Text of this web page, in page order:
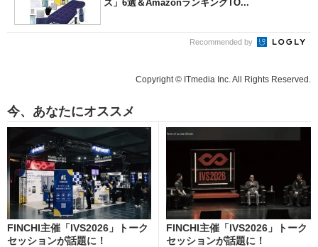
ズ」6選＆AmazonランキングTO...
Recommended by
Copyright © ITmedia Inc. All Rights Reserved.
今、あなたにオススメ
FINCHI主催「IVS2026」トーク
セッションが話題に！
FINCHI主催「IVS2026」トーク
セッションが話題に！